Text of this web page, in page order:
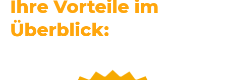
Ihre Vorteile im
Überblick: